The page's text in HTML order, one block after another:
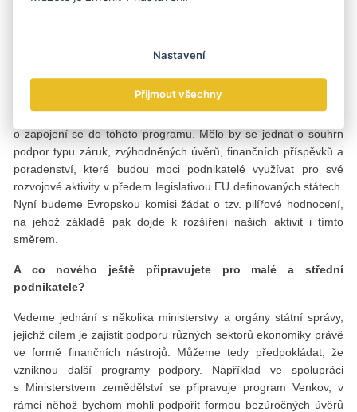
za účelem zmírnění migračních vln do Evropy. Plánuje se
Ano, vloni na podzim bylo dohodnuto na úrovni Ministerstva
o zapojení se do tohoto programu. Mělo by se jednat o souhrn
podpor typu záruk, zvýhodněných úvěrů, finančních příspěvků a
poradenství, které budou moci podnikatelé využívat pro své
rozvojové aktivity v předem legislativou EU definovaných státech.
Nyní budeme Evropskou komisi žádat o tzv. pilířové hodnocení,
na jehož základě pak dojde k rozšíření našich aktivit i tímto
směrem.
A co nového ještě připravujete pro malé a střední
podnikatele?
Vedeme jednání s několika ministerstvy a orgány státní správy,
jejichž cílem je zajistit podporu různých sektorů ekonomiky právě
ve formě finančních nástrojů. Můžeme tedy předpokládat, že
vzniknou další programy podpory. Například ve spolupráci
s Ministerstvem zemědělství se připravuje program Venkov, v
rámci něhož bychom mohli podpořit formou bezúročných úvěrů
Nastavení
Přijmout všechny